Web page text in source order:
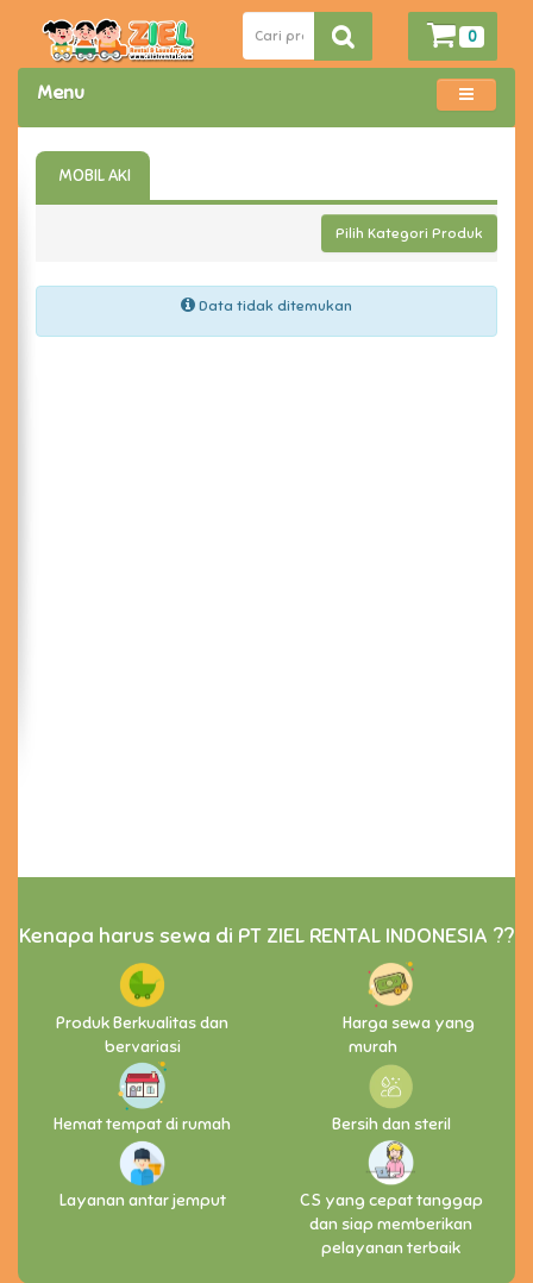
0
Menu
MOBIL AKI
Pilih Kategori Produk
Data tidak ditemukan
Kenapa harus sewa di PT ZIEL RENTAL INDONESIA ??
Produk Berkualitas dan
bervariasi
Harga sewa yang
murah
Hemat tempat di rumah Bersih dan steril
Layanan antar jemput
CS yang cepat tanggap
dan siap memberikan
pelayanan terbaik